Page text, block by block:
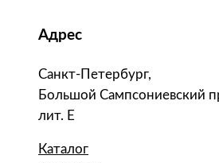
Адрес
Санкт-Петербург,
Большой Сампсониевский
лит. Е
Каталог